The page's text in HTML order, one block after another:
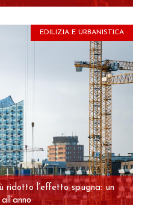
EDILIZIA E URBANISTICA
ridotto l’effetto spugna: un